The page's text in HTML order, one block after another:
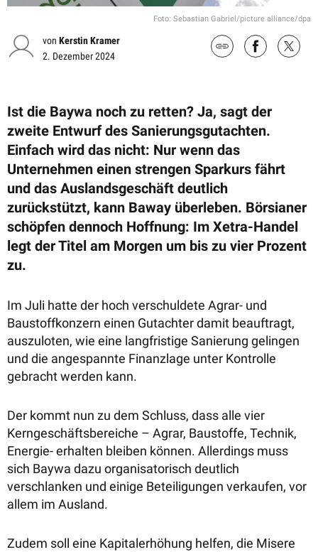
Foto: Sebastian Gabriel/picture alliance/dpa
von Kerstin Kramer
2. Dezember 2024
Ist die Baywa noch zu retten? Ja, sagt der
zweite Entwurf des Sanierungsgutachten.
Einfach wird das nicht: Nur wenn das
Unternehmen einen strengen Sparkurs fährt
und das Auslandsgeschäft deutlich
zurückstützt, kann Baway überleben. Börsianer
schöpfen dennoch Hoffnung: Im Xetra-Handel
legt der Titel am Morgen um bis zu vier Prozent
zu.
Im Juli hatte der hoch verschuldete Agrar- und
Baustoffkonzern einen Gutachter damit beauftragt,
auszuloten, wie eine langfristige Sanierung gelingen
und die angespannte Finanzlage unter Kontrolle
gebracht werden kann.
Der kommt nun zu dem Schluss, dass alle vier
Kerngeschäftsbereiche – Agrar, Baustoffe, Technik,
Energie- erhalten bleiben können. Allerdings muss
sich Baywa dazu organisatorisch deutlich
verschlanken und einige Beteiligungen verkaufen, vor
allem im Ausland.
Zudem soll eine Kapitalerhöhung helfen, die Misere